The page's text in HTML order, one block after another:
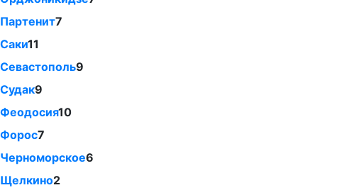
Партенит7
Саки11
Севастополь9
Судак9
Феодосия10
Форос7
Черноморское6
Щелкино2